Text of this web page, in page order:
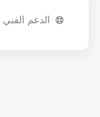
الدعم الفني